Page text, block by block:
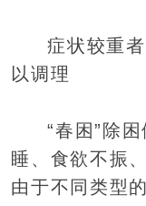
症状较重
以调理
“春困”除
睡、食欲不振
由于不同类型